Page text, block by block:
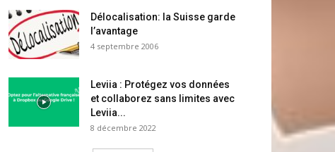
Délocalisation: la Suisse garde
l’avantage
4 septembre 2006
Leviia : Protégez vos données
et collaborez sans limites avec
Leviia...
8 décembre 2022